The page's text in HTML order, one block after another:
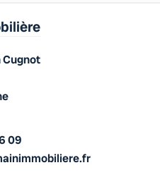
Cugnot
09